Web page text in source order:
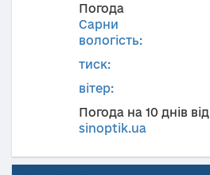
Погода
Сарни
вологість:
тиск:
вітер:
Погода на 10 днів від
sinoptik.ua